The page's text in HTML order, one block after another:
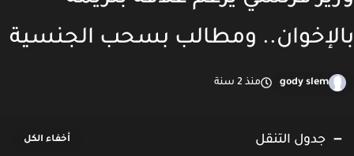
ومطالب بسحب الجنسية
gody slem منذ 2 سنة
جدول التنقل